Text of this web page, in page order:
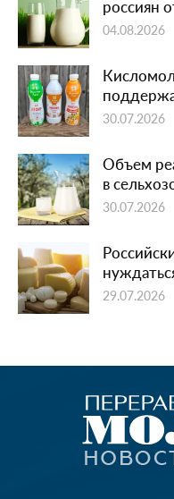
россиян
04.08.2026
30.07.2026
Объем
в
30.07.2026
29.07.2026